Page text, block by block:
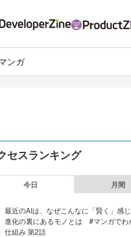
ンガ
セスランキング
今日 月間
最近のAIは、なぜこんなに「賢く」感
進化の裏にあるモノとは #マンガでわ
仕組み 第2話